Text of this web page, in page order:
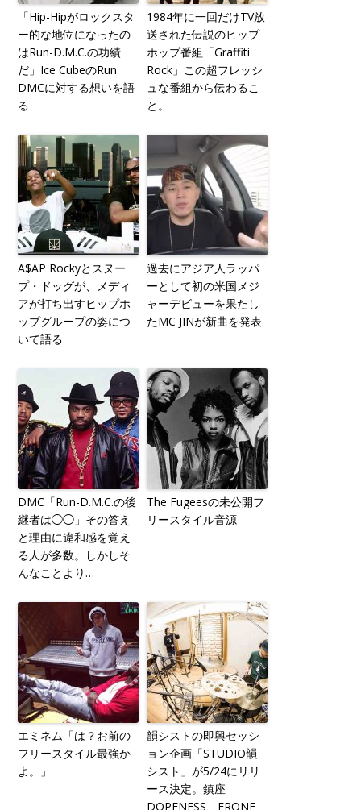
「Hip-Hipがロックスタ
ー的な地位になったの
はRun-D.M.C.の功績
だ」Ice CubeのRun
DMCに対する想いを語
る
1984年に一回だけTV放
送された伝説のヒップ
ホップ番組「Graffiti
Rock」この超フレッシ
ュな番組から伝わるこ
と。
A$AP Rockyとスヌー
プ・ドッグが、メディ
アが打ち出すヒップホ
ップグループの姿につ
いて語る
過去にアジア人ラッパ
ーとして初の米国メジ
ャーデビューを果たし
たMC JINが新曲を発表
DMC「Run-D.M.C.の後
継者は◯◯」その答え
と理由に違和感を覚え
る人が多数。しかしそ
んなことより…
The Fugeesの未公開フ
リースタイル音源
エミネム「は？お前の
フリースタイル最強か
よ。」
韻シストの即興セッシ
ョン企画「STUDIO韻
シスト」が5/24にリリ
ース決定。鎮座
DOPENESS、ERONE、